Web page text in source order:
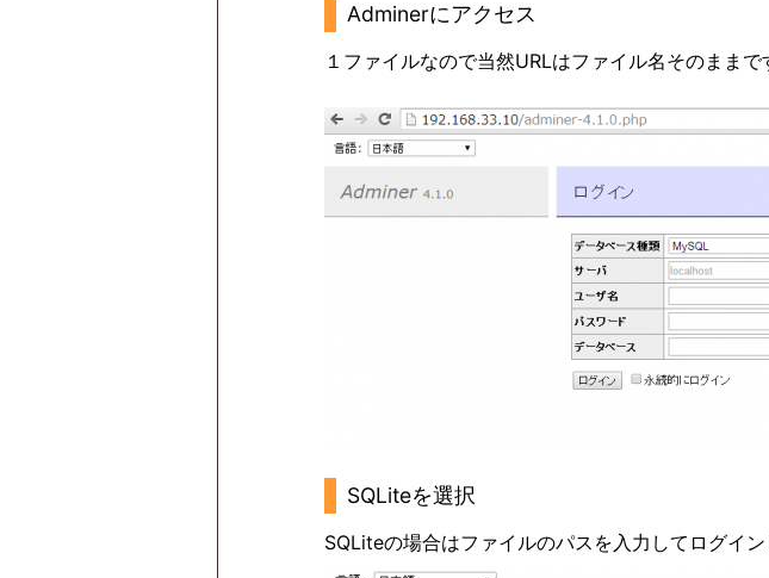
Adminerにアクセス
１ファイルなので当然URLはファイル名そのままで
SQLiteを選択
SQLiteの場合はファイルのパスを入力してログイン